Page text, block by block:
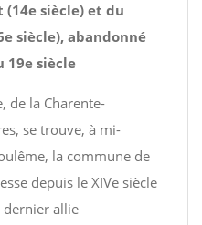
siècle) et du
siècle), abandonné
19e siècle
de la Charente-
se trouve, à mi-
la commune de
depuis le XIVe siècle
dernier allie